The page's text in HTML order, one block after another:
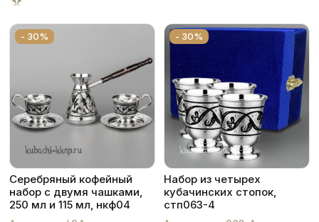
- 30%
Серебряный кофейный
набор с двумя чашками,
250 мл и 115 мл, нкф04
- 30%
Набор из четырех
кубачинских стопок,
стп063-4